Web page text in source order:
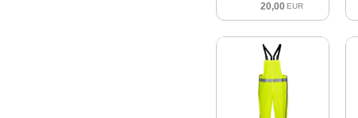
20,00 EUR